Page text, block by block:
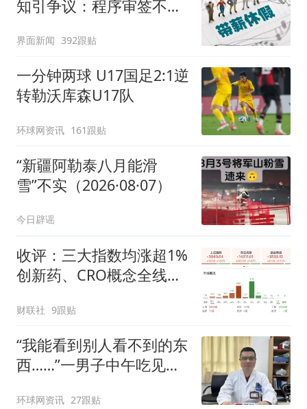
知引争议：程序审签不规
界面新闻 392跟贴
一分钟两球 U17国足2:1逆
转勒沃库森U17队
环球网资讯 161跟贴
“新疆阿勒泰八月能滑
雪”不实（2026·08·07）
今日辟谣
收评：三大指数均涨超1%
创新药、CRO概念全线走
财联社 9跟贴
“我能看到别人看不到的东
西……”一男子中午吃见手
幻觉被紧急送医！
环球网资讯 27跟贴